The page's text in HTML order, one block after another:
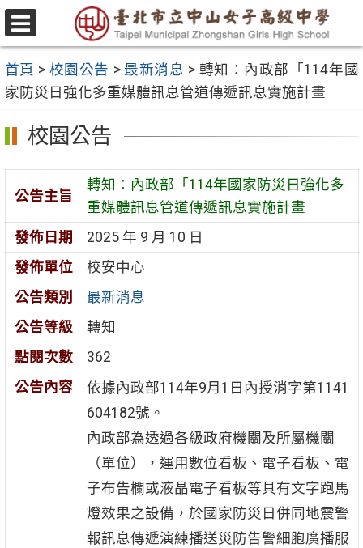
跳
至
要
內
容
區
選
單
首頁 > 校園公告 > 最新消息 > 轉知：內政部「114年國
家防災日強化多重媒體訊息管道傳遞訊息實施計畫
校園公告
公告主旨
轉知：內政部「114年國家防災日強化多
重媒體訊息管道傳遞訊息實施計畫
發佈日期
2025 年 9 月 10 日
發佈單位
校安中心
公告類別
最新消息
公告等級
轉知
點閱次數
362
公告內容
依據內政部114年9月1日內授消字第1141
604182號。
內政部為透過各級政府機關及所屬機關
（單位），運用數位看板、電子看板、電
子布告欄或液晶電子看板等具有文字跑馬
燈效果之設備，於國家防災日併同地震警
報訊息傳遞演練播送災防告警細胞廣播服